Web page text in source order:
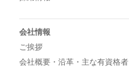
会社情報
ご挨拶
会社概要・沿革・主な有資格者